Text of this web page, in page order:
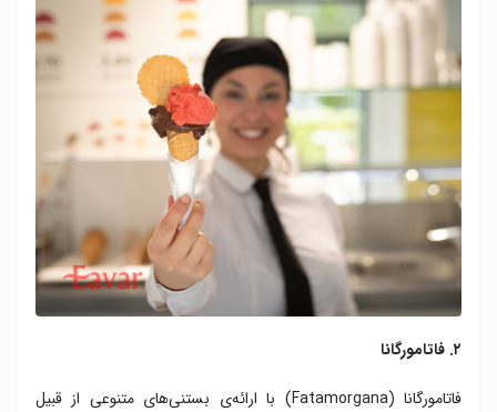
۲. فاتامورگانا
فاتامورگانا (Fatamorgana) با ارائه‌ی بستنی‌های متنوعی از قبیل